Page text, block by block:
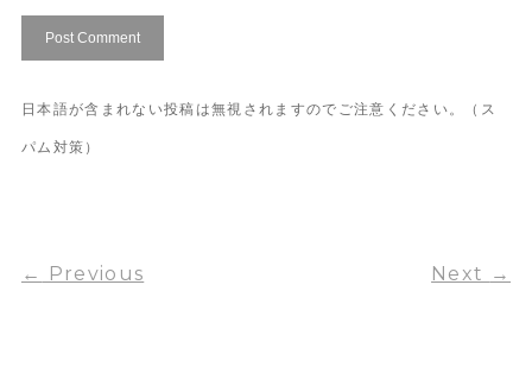
日本語が含まれない投稿は無視されますのでご注意ください。（ス
パム対策）
← Previous Next →